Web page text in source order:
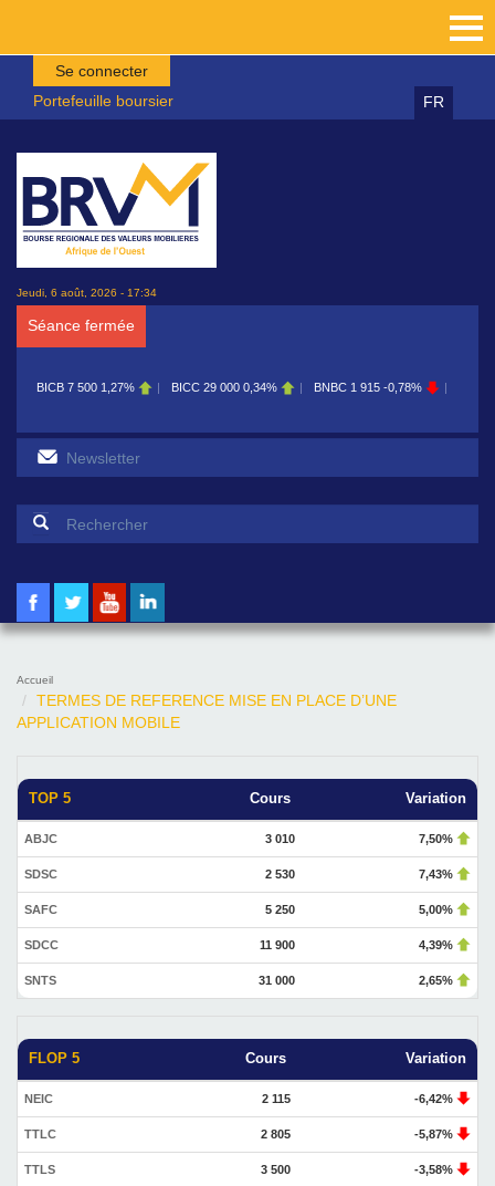
Aller au contenu principal
Se connecter
Portefeuille boursier
FR
Jeudi, 6 août, 2026 - 17:34
Séance fermée
BICB 7 500 1,27% BICC 29 000 0,34% BNBC 1 915 -0,78%
Formulaire de recherche
Accueil
TERMES DE REFERENCE MISE EN PLACE D’UNE
APPLICATION MOBILE
TOP 5 Cours Variation
ABJC 3 010 7,50%
SDSC 2 530 7,43%
SAFC 5 250 5,00%
SDCC 11 900 4,39%
SNTS 31 000 2,65%
FLOP 5 Cours Variation
NEIC 2 115 -6,42%
TTLC 2 805 -5,87%
TTLS 3 500 -3,58%